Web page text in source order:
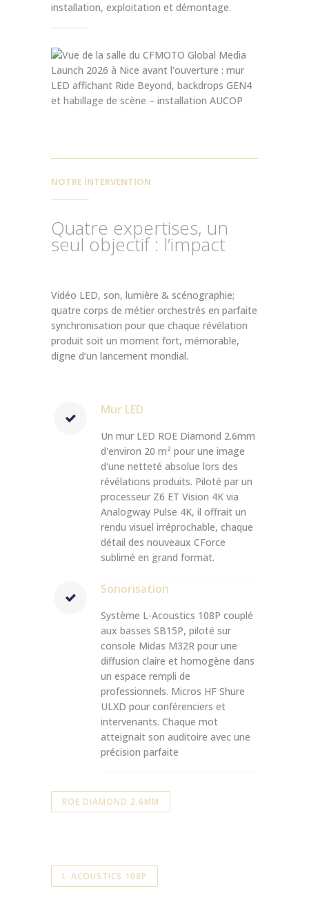
installation, exploitation et démontage.
NOTRE INTERVENTION
Quatre expertises, un
seul objectif : l’impact
Vidéo LED, son, lumière & scénographie;
quatre corps de métier orchestrés en parfaite
synchronisation pour que chaque révélation
produit soit un moment fort, mémorable,
digne d’un lancement mondial.
Mur LED
Un mur LED ROE Diamond 2.6mm
d'environ 20 m² pour une image
d'une netteté absolue lors des
révélations produits. Piloté par un
processeur Z6 ET Vision 4K via
Analogway Pulse 4K, il offrait un
rendu visuel irréprochable, chaque
détail des nouveaux CForce
sublimé en grand format.
Sonorisation
Système L-Acoustics 108P couplé
aux basses SB15P, piloté sur
console Midas M32R pour une
diffusion claire et homogène dans
un espace rempli de
professionnels. Micros HF Shure
ULXD pour conférenciers et
intervenants. Chaque mot
atteignait son auditoire avec une
précision parfaite
ROE DIAMOND 2.6MM
L-ACOUSTICS 108P